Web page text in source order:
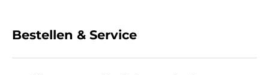
Bestellen & Service